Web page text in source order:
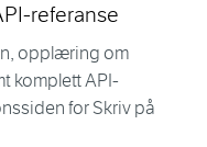
referanse
opplæring om
komplett API-
for Skriv på